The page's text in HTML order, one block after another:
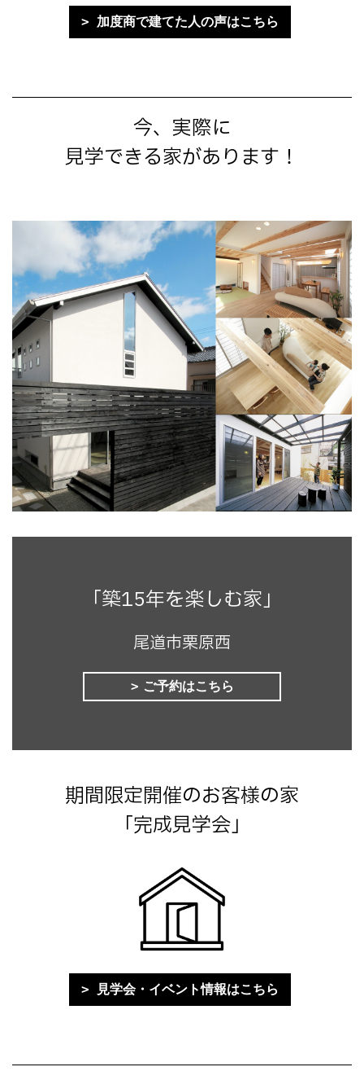
加度商で建てた人の声はこちら
今、実際に
見学できる家があります！
「築15年を楽しむ家」
尾道市栗原西
ご予約はこちら
期間限定開催のお客様の家
「完成見学会」
見学会・イベント情報はこちら